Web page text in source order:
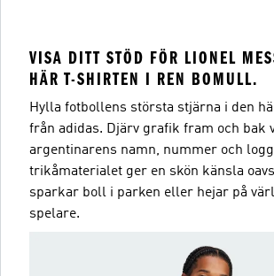
VISA DITT STÖD FÖR LIONEL
HÄR T-SHIRTEN I REN BOMULL.
Hylla fotbollens största stjärna i den
från adidas. Djärv grafik fram och bak
argentinarens namn, nummer och
trikåmaterialet ger en skön känsla
sparkar boll i parken eller hejar på
spelare.